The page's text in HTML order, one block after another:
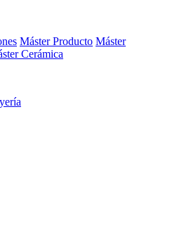
Máster Producto Máster
Cerámica